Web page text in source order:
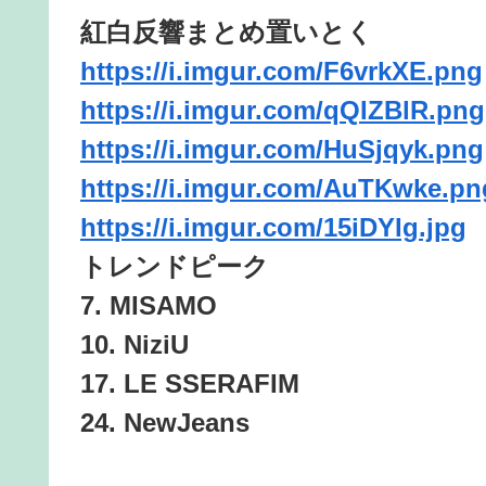
紅白反響まとめ置いとく
https://i.imgur.com/F6vrkXE.png
https://i.imgur.com/qQIZBlR.png
https://i.imgur.com/HuSjqyk.png
https://i.imgur.com/
https://i.imgur.com/15iDYIg.jpg
トレンドピーク
7. MISAMO
10. NiziU
17. LE SSERAFIM
24. NewJeans